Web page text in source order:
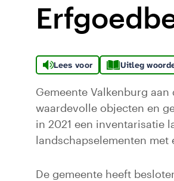
Lees voor Uitleg
Gemeente Valkenburg
waardevolle objecten en
in 2021 een inventarisatie
landschapselementen met
De gemeente heeft